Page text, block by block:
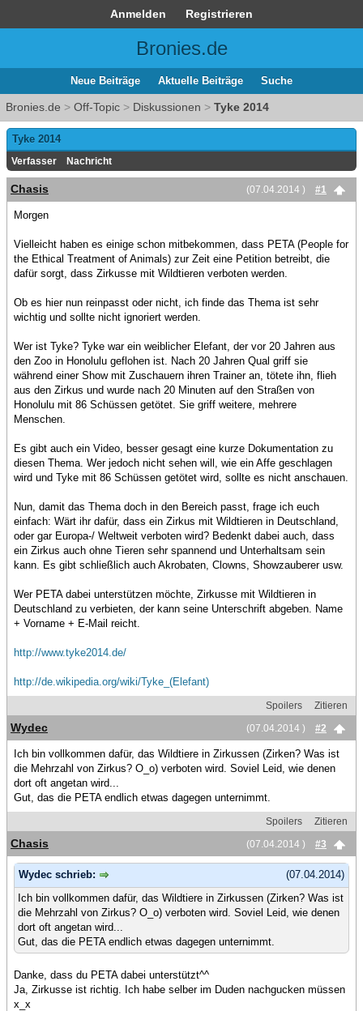
Anmelden Registrieren
Bronies.de
Neue Beiträge Aktuelle Beiträge Suche
Bronies.de > Off-Topic > Diskussionen > Tyke 2014
Tyke 2014
Verfasser Nachricht
(07.04.2014 ) #1
Chasis
Morgen
Vielleicht haben es einige schon mitbekommen, dass PETA (People for
the Ethical Treatment of Animals) zur Zeit eine Petition betreibt, die
dafür sorgt, dass Zirkusse mit Wildtieren verboten werden.
Ob es hier nun reinpasst oder nicht, ich finde das Thema ist sehr
wichtig und sollte nicht ignoriert werden.
Wer ist Tyke? Tyke war ein weiblicher Elefant, der vor 20 Jahren aus
den Zoo in Honolulu geflohen ist. Nach 20 Jahren Qual griff sie
während einer Show mit Zuschauern ihren Trainer an, tötete ihn, flieh
aus den Zirkus und wurde nach 20 Minuten auf den Straßen von
Honolulu mit 86 Schüssen getötet. Sie griff weitere, mehrere
Menschen.
Es gibt auch ein Video, besser gesagt eine kurze Dokumentation zu
diesen Thema. Wer jedoch nicht sehen will, wie ein Affe geschlagen
wird und Tyke mit 86 Schüssen getötet wird, sollte es nicht anschauen.
Nun, damit das Thema doch in den Bereich passt, frage ich euch
einfach: Wärt ihr dafür, dass ein Zirkus mit Wildtieren in Deutschland,
oder gar Europa-/ Weltweit verboten wird? Bedenkt dabei auch, dass
ein Zirkus auch ohne Tieren sehr spannend und Unterhaltsam sein
kann. Es gibt schließlich auch Akrobaten, Clowns, Showzauberer usw.
Wer PETA dabei unterstützen möchte, Zirkusse mit Wildtieren in
Deutschland zu verbieten, der kann seine Unterschrift abgeben. Name
+ Vorname + E-Mail reicht.
http://www.tyke2014.de/
http://de.wikipedia.org/wiki/Tyke_(Elefant)
Spoilers
Zitieren
(07.04.2014 )
#2
Wydec
Ich bin vollkommen dafür, das Wildtiere in Zirkussen (Zirken? Was ist
die Mehrzahl von Zirkus? O_o) verboten wird. Soviel Leid, wie denen
dort oft angetan wird...
Gut, das die PETA endlich etwas dagegen unternimmt.
Spoilers
Zitieren
(07.04.2014 )
#3
Chasis
(07.04.2014)
Wydec schrieb:
Ich bin vollkommen dafür, das Wildtiere in Zirkussen (Zirken? Was ist
die Mehrzahl von Zirkus? O_o) verboten wird. Soviel Leid, wie denen
dort oft angetan wird...
Gut, das die PETA endlich etwas dagegen unternimmt.
Danke, dass du PETA dabei unterstützt^^
Ja, Zirkusse ist richtig. Ich habe selber im Duden nachgucken müssen
x_x